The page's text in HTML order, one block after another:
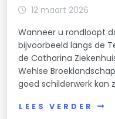
12 maart 2026
Wanneer u rondloopt
bijvoorbeeld langs de
de Catharina
Wehlse
goed schilderwerk kan
LEES VERDER